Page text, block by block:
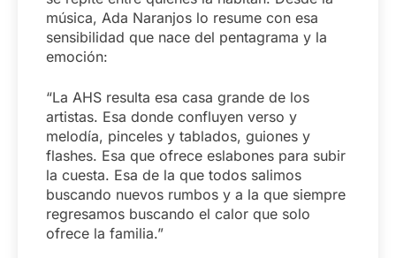
música, Ada Naranjos lo resume con esa
sensibilidad que nace del pentagrama y la
emoción:
“La AHS resulta esa casa grande de los
artistas. Esa donde confluyen verso y
melodía, pinceles y tablados, guiones y
flashes. Esa que ofrece eslabones para subir
la cuesta. Esa de la que todos salimos
buscando nuevos rumbos y a la que siempre
regresamos buscando el calor que solo
ofrece la familia.”